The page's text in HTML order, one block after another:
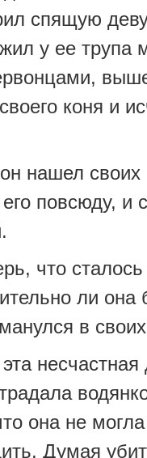
спящую
у ее трупа
коня и
нашел своих
повсюду, и
что
ли она
в
она не
Думая